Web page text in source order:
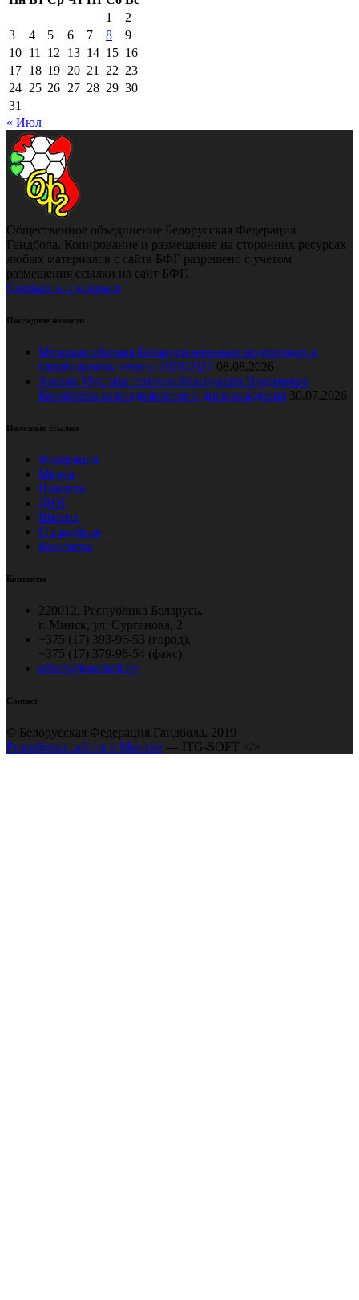
1
2
3
4 5 6 7 8
9
10 11 12 13 14 15 16
17 18 19 20 21 22 23
24 25 26 27 28 29 30
31
« Июл
Общественное объединение Белорусская Федерация
Гандбола. Копирование и размещение на сторонних ресурсах
любых материалов с сайта БФГ разрешено с учетом
размещения ссылки на сайт БФГ.
Сообщить о допинге
Последние новости
Мужская сборная Беларуси начинает подготовку к
гандбольному сезону 2026/2027 08.08.2026
Хассан Мустафа тепло поблагодарил Владимира
Коноплёва за поздравление с днем рождения 30.07.2026
Полезные ссылки
Федерация
Медиа
Новости
ДЮГ
Школы
О гандболе
Контакты
Контакты
220012, Республика Беларусь,
г. Минск, ул. Сурганова, 2
+375 (17) 393-96-53 (город),
+375 (17) 379-96-54 (факс)
office@handball.by
Contact
© Белорусская Федерация Гандбола, 2019
Разработка сайтов в Минске — ITG-SOFT </>